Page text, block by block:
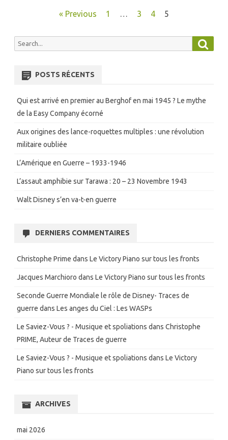
publications
« Previous 1 … 3 4 5
Search
POSTS RÉCENTS
Qui est arrivé en premier au Berghof en mai 1945 ? Le mythe
de la Easy Company écorné
Aux origines des lance-roquettes multiples : une révolution
militaire oubliée
L’Amérique en Guerre – 1933-1946
L’assaut amphibie sur Tarawa : 20 – 23 Novembre 1943
Walt Disney s’en va-t-en guerre
DERNIERS COMMENTAIRES
Christophe Prime dans Le Victory Piano sur tous les fronts
Jacques Marchioro dans Le Victory Piano sur tous les fronts
Seconde Guerre Mondiale le rôle de Disney- Traces de
guerre dans Les anges du Ciel : Les WASPs
Le Saviez-Vous ? - Musique et spoliations dans Christophe
PRIME, Auteur de Traces de guerre
Le Saviez-Vous ? - Musique et spoliations dans Le Victory
Piano sur tous les fronts
ARCHIVES
mai 2026